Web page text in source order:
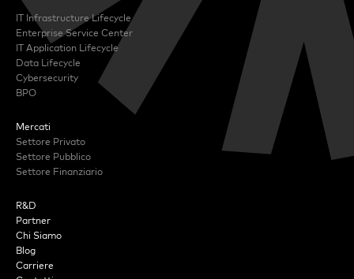
IT Infrastructure Lifecycle
Enterprise Service Center
IT Application Lifecycle
Data Lifecycle
Cybersecurity
BPO
Mercati
Settore Privato
Settore Pubblico
Settore Finanziario
R&D
Partner
Chi Siamo
Blog
Carriere